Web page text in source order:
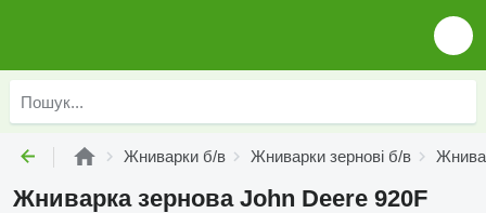
Жниварки б/в Жниварки зернові б/в
Жниварка зернова John Deere 920F